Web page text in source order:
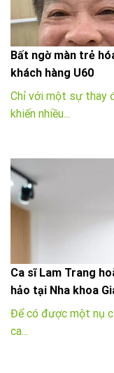
Bất ngờ màn trẻ
khách hàng U60
Chỉ với một sự thay
khiến nhiều...
Ca sĩ Lam Trang
hảo tại Nha khoa
Để có được một nụ
ca...